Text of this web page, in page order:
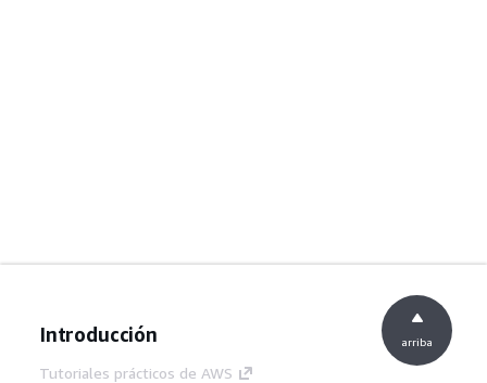
Introducción
Tutoriales prácticos de AWS
arriba